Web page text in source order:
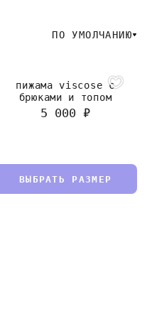
ПО УМОЛЧАНИЮ
5 000 ₽
пижама viscose с
брюками и топом
ВЫБРАТЬ РАЗМЕР